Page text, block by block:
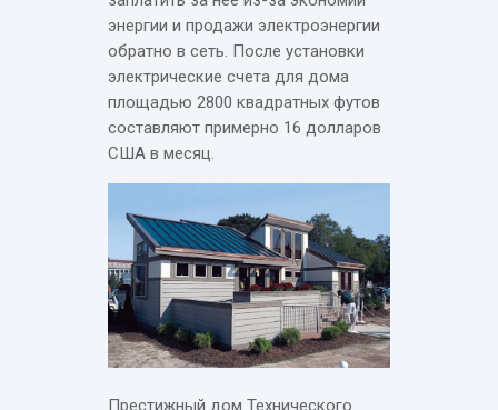
энергии и продажи электроэнергии
обратно в сеть. После установки
электрические счета для дома
площадью 2800 квадратных футов
составляют примерно 16 долларов
США в месяц.
Престижный дом Технического